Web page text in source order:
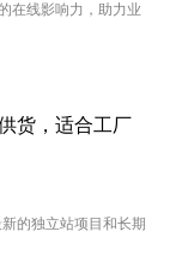
在线影响力，助力业
货，适合工厂
的独立站项目和长期